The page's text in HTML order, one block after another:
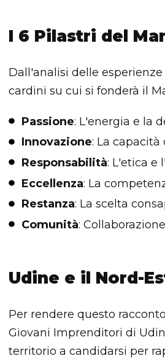
I 6 Pilastri del
Dall'analisi delle
cardini su cui si fonderà il
Passione: L'energia e la
Innovazione: La
Responsabilità: L'etica e
Eccellenza: La
Restanza: La scelta
Comunità:
Udine e il Nord-
Per rendere questo
Giovani Imprenditori di
territorio a candidarsi per